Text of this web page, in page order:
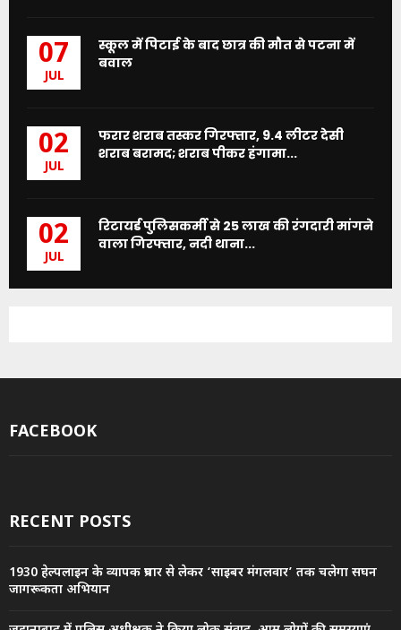
07
JUL
स्कूल में पिटाई के बाद छात्र की मौत से पटना में
बवाल
02
JUL
फरार शराब तस्कर गिरफ्तार, 9.4 लीटर देसी
शराब बरामद; शराब पीकर हंगामा...
02
JUL
रिटायर्ड पुलिसकर्मी से 25 लाख की रंगदारी मांगने
वाला गिरफ्तार, नदी थाना...
FACEBOOK
RECENT POSTS
1930 हेल्पलाइन के व्यापक प्रचार से लेकर ‘साइबर मंगलवार’ तक चलेगा सघन
जागरूकता अभियान